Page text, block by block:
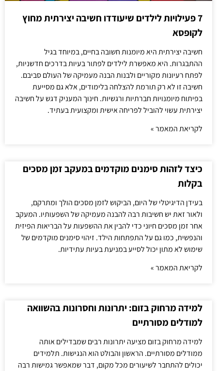
7 פעילויות לילדים שיעודדו חשיבה יצירתית מחוץ
לקופסא
חשיבה יצירתית היא מיומנות חשובה בחיים, במיוחד בגיל
ההתבגרות. היא מאפשרת לילדים לפתור בעיות בדרכים חדשניות,
לפתח רעיונות מקוריים ולבנות הבנה מעמיקה של העולם סביבם.
חשיבה זו לא רק תורמת להצלחה בלימודים, אלא גם מסייעת
בפיתוח מיומנויות חברתיות ורגשיות. חינוך המעניק דגש על חשיבה
יצירתית עשוי להוביל לפריחה אישית ומקצועית בעתיד.
לקריאת המאמר »
כיצד לזהות סימנים מוקדמים במעקב זמן מסכים
בקלות
בעידן הדיגיטלי של היום, הביקוש לזמן מסכים הולך ומתרקם,
ולאור זאת יש חשיבות רבה להבנה מעמיקה של השפעותיו. המעקב
אחר זמן מסכים חיוני כדי להבין את ההשפעות על הבריאות הפיזית
והנפשית, כמו גם על התפתחות הילד. זיהוי סימנים מוקדמים של
שימוש לא מתון יכול לסייע במניעת בעיות עתידיות.
לקריאת המאמר »
למידה מרחוק בזום: יתרונות וחסרונות בהשוואה
למודלים מסורתיים
למידה מרחוק בזום מציעה יתרונות רבים שמבדילים אותה
ממודלים מסורתיים. הראשון והבולט הוא הנגישות. תלמידים
יכולים להתחבר לשיעורים מכל מקום, דבר שמאפשר גמישות רבה